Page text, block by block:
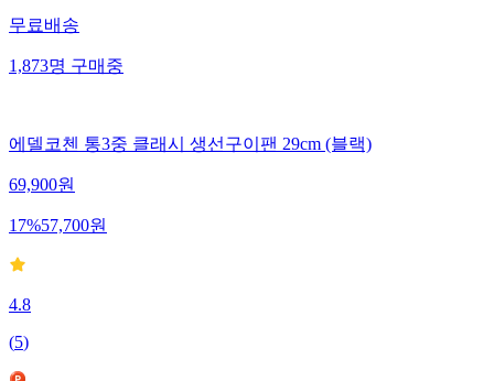
무료배송
1,873명구매중
에델코첸 통3중 클래시 생선구이팬 29cm (블랙)
69,900원
17%57,700원
4.8
(5)